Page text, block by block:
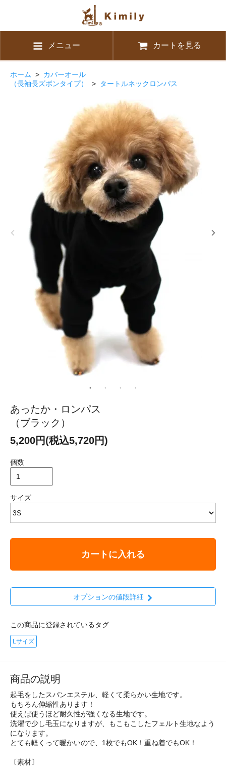
メニュー カートを見る
ホーム > カバーオール
（長袖長ズボンタイプ）
> タートルネックロンパス
あったか・ロンパス
（ブラック）
5,200円(税込5,720円)
個数
サイズ
カートに入れる
オプションの値段詳細
この商品に登録されているタグ
Lサイズ
商品の説明
起毛をしたスパンエステル、軽くて柔らかい生地です。
もちろん伸縮性あります！
使えば使うほど耐久性が強くなる生地です。
洗濯で少し毛玉になりますが、もこもこしたフェルト生地なよう
になります。
とても軽くって暖かいので、1枚でもOK！重ね着でもOK！
〔素材〕